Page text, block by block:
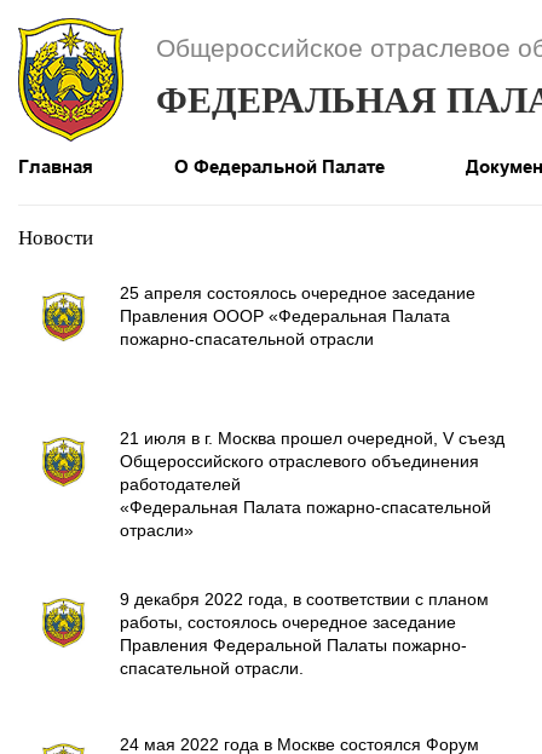
Общероссийское отраслевое
ФЕДЕРАЛЬНАЯ
Главная О Федеральной Палате
Новости
25 апреля состоялось очередное заседание
Правления ОООР «Федеральная Палата
пожарно-спасательной отрасли
21 июля в г. Москва прошел очередной, V съезд
Общероссийского отраслевого объединения
работодателей
«Федеральная Палата пожарно-спасательной
отрасли»
9 декабря 2022 года, в соответствии с планом
работы, состоялось очередное заседание
Правления Федеральной Палаты пожарно-
спасательной отрасли.
24 мая 2022 года в Москве состоялся Форум